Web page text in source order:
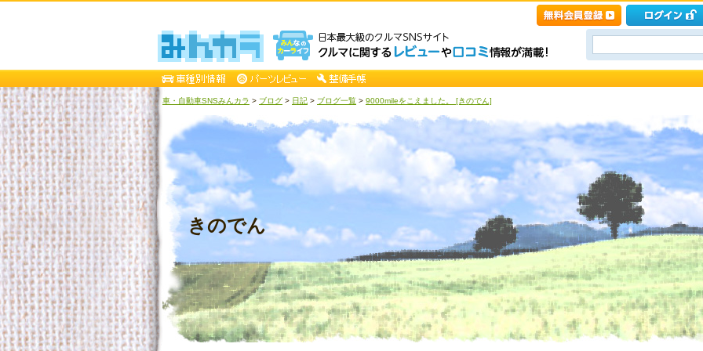
車・自動車SNSみんカラ > ブログ > 日記 > ブログ一覧 > 9000mileをこえました。 [きのでん]
きのでん